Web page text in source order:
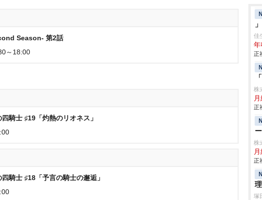
Season- 第2話
～18:00
騎士 ♯19「灼熱のリオネス」
騎士 ♯18「予言の騎士の邂逅」
佳
年
正
株
正
株
正
塚